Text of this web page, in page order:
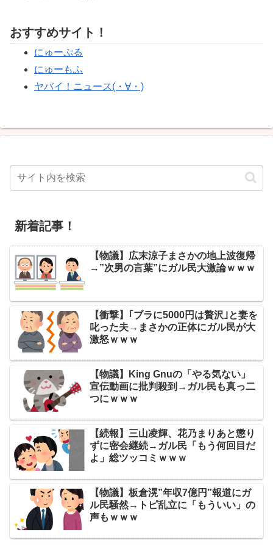
おすすめサイト！
にゅーぷる
にゅーもふ
ヤバイ！ニュース(・∀・)
新着記事！
【物議】広末涼子まさかの地上波復帰
→”次男の言葉”にガル民大激論ｗｗｗ
【衝撃】｢ブラに5000円は贅沢｣と妻を
叱った夫→まさかの正体にガル民が大
激怒ｗｗｗ
【物議】King Gnuの「やる気ない」
宣伝動画に批判殺到→ガル民も真っ二
つにｗｗｗ
【続報】三山凌輝、花乃まりあと懲り
ずに密会継続→ガル民「もう何回目だ
よ」総ツッコミｗｗｗ
【物議】板倉滉”年収7億円”報道にガ
ル民騒然→トピ乱立に「もういい」の
声もｗｗｗ